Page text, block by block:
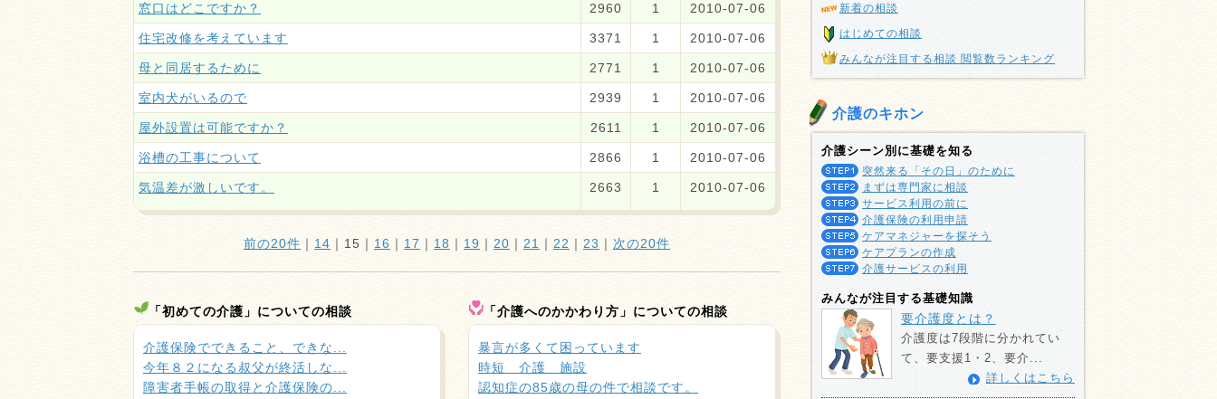
窓口はどこですか？ 2960 1 2010-07-06
住宅改修を考えています 3371 1 2010-07-06
母と同居するために 2771 1 2010-07-06
室内犬がいるので 2939 1 2010-07-06
屋外設置は可能ですか？ 2611 1 2010-07-06
浴槽の工事について 2866 1 2010-07-06
気温差が激しいです。 2663 1 2010-07-06
前の20件 ｜ 14 ｜ 15 ｜ 16 ｜ 17 ｜ 18 ｜ 19 ｜ 20 ｜ 21 ｜ 22 ｜ 23 ｜ 次の20件
「初めての介護」についての相談
介護保険でできること、できな...
今年８２になる叔父が終活しな...
障害者手帳の取得と介護保険の...
「介護へのかかわり方」についての相談
暴言が多くて困っています
時短 介護 施設
認知症の85歳の母の件で相談です。
新着の相談
はじめての相談
みんなが注目する相談 閲覧数ランキング
介護のキホン
介護シーン別に基礎を知る
突然来る「その日」のために
まずは専門家に相談
サービス利用の前に
介護保険の利用申請
ケアマネジャーを探そう
ケアプランの作成
介護サービスの利用
みんなが注目する基礎知識
要介護度とは？
介護度は7段階に分かれてい
て、要支援1・2、要介...
詳しくはこちら